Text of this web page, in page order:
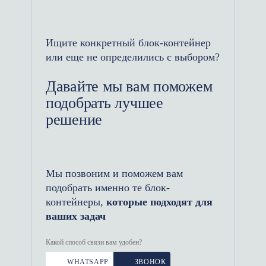
зданий. Например, в одной части
можно организовать кабинет
прораба (ИТР) с документацией,
а в другой — столовую,
раздевалку или комнату отдыха
для рабочей бригады.
придает металлическому каркасу
повышенную пространственную
жесткость. Основание варится на
гарантирует идеальную
геометрию модуля даже при
Ищите конкретный блок-контейнер
или еще не определились с выбором?
Давайте мы вам поможем
подобрать лучшее
решение
Мы позвоним и поможем вам
подобрать именно те блок-
контейнеры, которые подходят для
ваших задач
Какой способ связи вам удобен?
WHATSAPP ЗВОНОК